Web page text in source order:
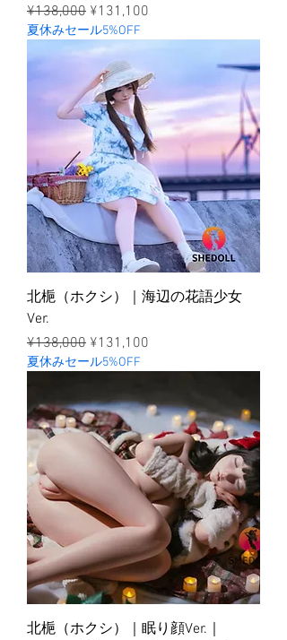
ราคาปกติ
¥138,000 ราคาขายลด
¥131,100
夏休みセール5%OFF
北梔（ホクシ）｜海辺の花語少女
Ver.
ราคาปกติ
¥138,000 ราคาขายลด
¥131,100
夏休みセール5%OFF
北梔（ホクシ）｜眠り顔Ver.｜